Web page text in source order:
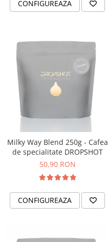
CONFIGUREAZA
Milky Way Blend 250g - Cafea
de specialitate DROPSHOT
50,90 RON
CONFIGUREAZA